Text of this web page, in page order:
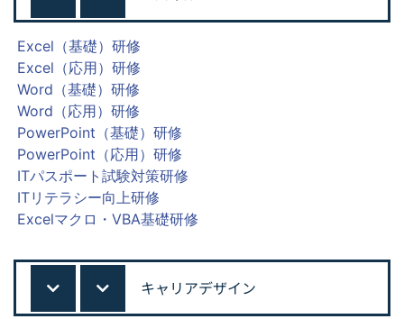
Excel（基礎）研修
Excel（応用）研修
Word（基礎）研修
Word（応用）研修
PowerPoint（基礎）研修
PowerPoint（応用）研修
ITパスポート試験対策研修
ITリテラシー向上研修
Excelマクロ・VBA基礎研修
キャリアデザイン